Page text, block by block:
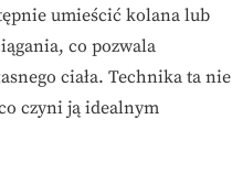
umieścić kolana lub
co pozwala
ciała. Technika ta nie
czyni ją idealnym